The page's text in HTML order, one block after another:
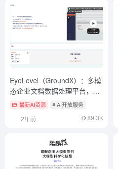
EyeLevel（GroundX）：多模
态企业文档数据处理平台，从
RAG源头消除LLMs幻觉
最新AI资源 # AI开放服务
2年前 89.3K